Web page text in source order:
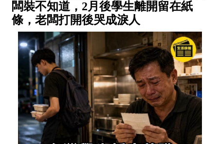
闆裝不知道，2月後學生離開留在紙
條，老闆打開後哭成淚人